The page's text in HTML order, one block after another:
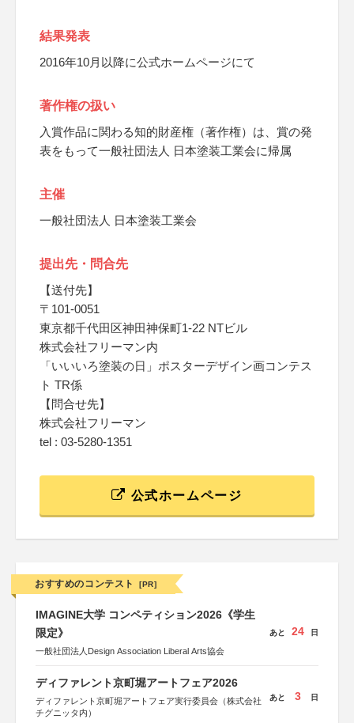
結果発表
2016年10月以降に公式ホームページにて
著作権の扱い
入賞作品に関わる知的財産権（著作権）は、賞の発
表をもって一般社団法人 日本塗装工業会に帰属
主催
一般社団法人 日本塗装工業会
提出先・問合先
【送付先】
〒101-0051
東京都千代田区神田神保町1-22 NTビル
株式会社フリーマン内
「いいいろ塗装の日」ポスターデザイン画コンテス
ト TR係
【問合せ先】
株式会社フリーマン
tel : 03-5280-1351
公式ホームページ
おすすめのコンテスト [PR]
IMAGINE大学 コンペティション2026《学生
限定》
一般社団法人Design Association Liberal Arts協会
あと 24 日
ディファレント京町堀アートフェア2026
ディファレント京町堀アートフェア実行委員会（株式会社
チグニッタ内）
あと 3 日